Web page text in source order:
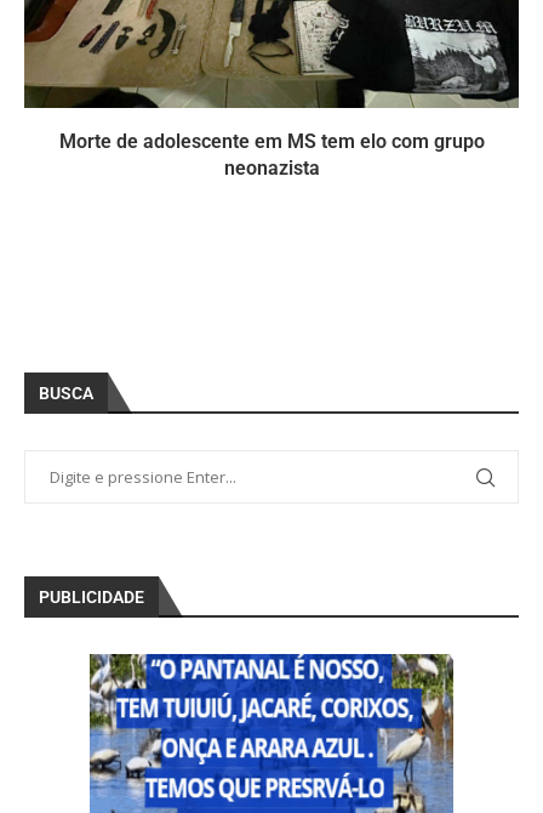
Morte de adolescente em MS tem elo com grupo
neonazista
BUSCA
PUBLICIDADE